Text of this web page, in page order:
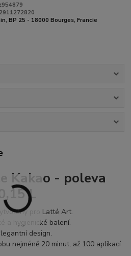
BP 25 - 18000 Bourges, Francie
Kakao - poleva
L
pro Latté Art.
a hygienické balení.
design.
nejméně 20 minut, až 100 aplikací